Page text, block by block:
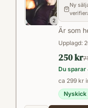
2
Ny
Är som
Upplagd:
250 kr
Du sparar
ca 299 kr
Nyskick